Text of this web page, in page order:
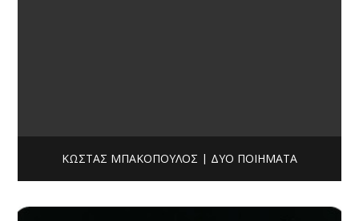
ΚΏΣΤΑΣ ΜΠΑΚΌΠΟΥΛΟΣ | ΔΥΟ ΠΟΙΉΜΑΤΑ